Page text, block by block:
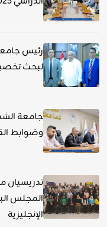
رئيس
لبحث
جامعة
وضوابط
تدريسيان
المجلس
الإنجليزية